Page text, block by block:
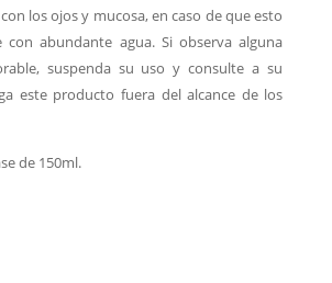
los ojos y mucosa, en caso de que esto
con abundante agua. Si observa alguna
suspenda su uso y consulte a su
este producto fuera del alcance de los
de 150ml.